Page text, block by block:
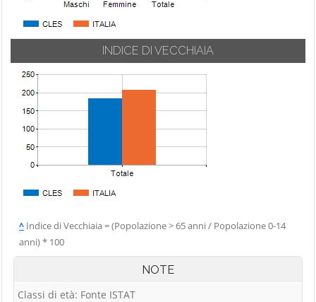
INDICE DI VECCHIAIA
^ Indice di Vecchiaia = (Popolazione > 65 anni / Popolazione 0-14
anni) * 100
NOTE
Classi di età: Fonte ISTAT